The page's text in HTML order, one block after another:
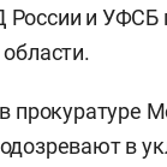
и УФСБ
в прокуратуре
в